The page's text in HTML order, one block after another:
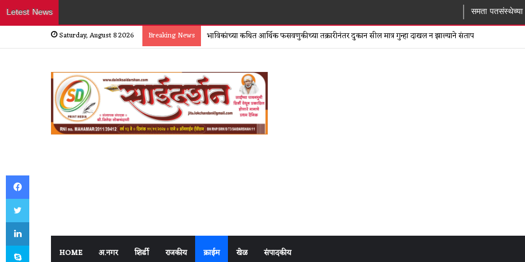
Letest News समता पतसंस्थेच्या बोगस
Saturday, August 8 2026 Breaking News भाविकांच्या कथित आर्थिक फसवणुकीच्या तक्रारीनंतर दुकान सील मात्र गुन्हा दाखल न झाल्याने संताप
HOME अ.नगर शिर्डी राजकीय क्राईम खेळ संपादकीय
Facebook
Twitter
LinkedIn
Skype